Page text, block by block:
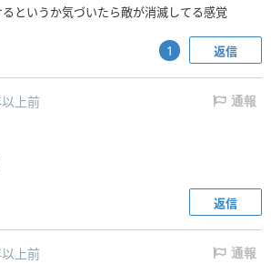
というか気づいたら敵が消滅してる感覚
返信
1
上前 通報
返信
上前 通報